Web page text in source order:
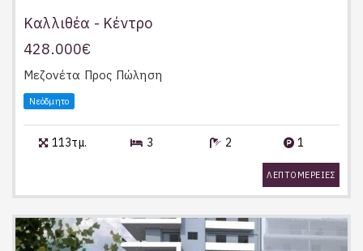
Καλλιθέα - Κέντρο
428.000€
Μεζονέτα Προς Πώληση
Νεόδμητο
113τμ. 3 2 1
ΛΕΠΤΟΜΕΡΕΙΕΣ